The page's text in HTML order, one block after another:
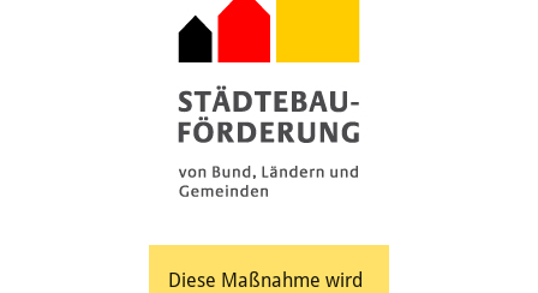
Diese Maßnahme wird